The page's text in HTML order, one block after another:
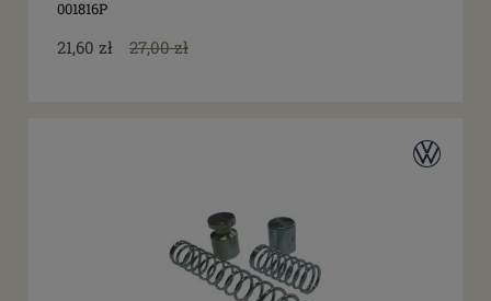
001816P
21,60 zł 27,00 zł